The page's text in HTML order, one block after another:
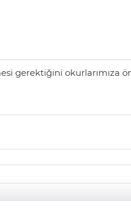
gerektiğini okurlarımıza